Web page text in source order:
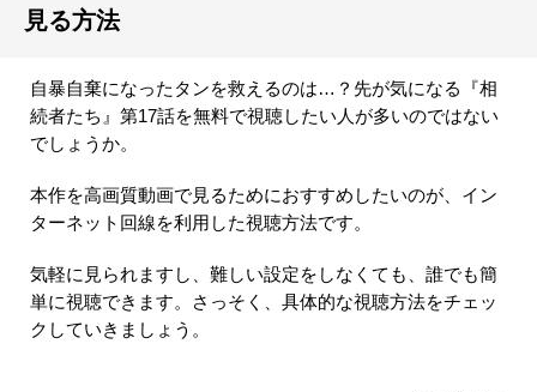
見る方法
自暴自棄になったタンを救えるのは…？先が気になる『相
続者たち』第17話を無料で視聴したい人が多いのではない
でしょうか。
本作を高画質動画で見るためにおすすめしたいのが、イン
ターネット回線を利用した視聴方法です。
気軽に見られますし、難しい設定をしなくても、誰でも簡
単に視聴できます。さっそく、具体的な視聴方法をチェッ
クしていきましょう。